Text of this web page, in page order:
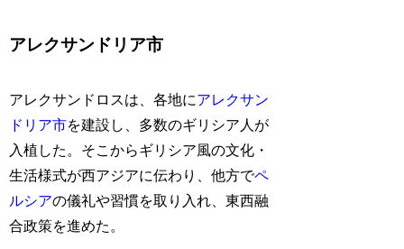
アレクサンドリア市
アレクサンドロスは、各地にアレクサン
ドリア市を建設し、多数のギリシア人が
入植した。そこからギリシア風の文化・
生活様式が西アジアに伝わり、他方でペ
ルシアの儀礼や習慣を取り入れ、東西融
合政策を進めた。